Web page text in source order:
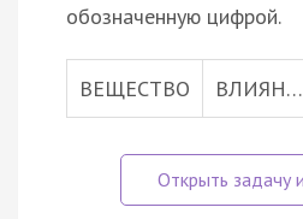
обозначенную цифрой.
ВЕЩЕСТВО ВЛИЯН…